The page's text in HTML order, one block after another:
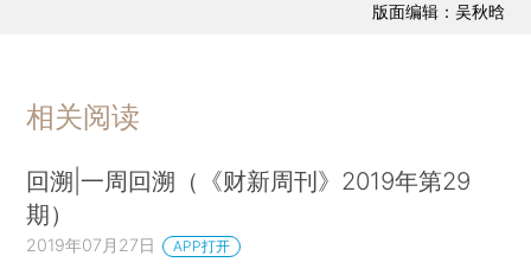
版面编辑：吴秋晗
相关阅读
回溯|一周回溯（《财新周刊》2019年第29
期）
2019年07月27日 APP打开